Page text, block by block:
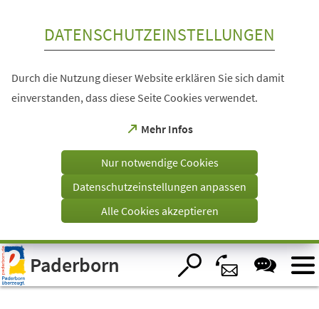
Visuelle
Assistenzsoftware
öffnen.
DATENSCHUTZEINSTELLUNGEN
Durch die Nutzung dieser Website erklären Sie sich damit
einverstanden, dass diese Seite Cookies verwendet.
Mehr Infos
(Öffnet
einem
Tab)
Nur notwendige Cookies
Datenschutzeinstellungen anpassen
Alle Cookies akzeptieren
Paderborn